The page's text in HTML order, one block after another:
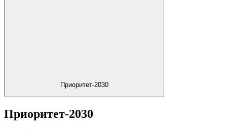
Приоритет-2030
Приоритет-2030